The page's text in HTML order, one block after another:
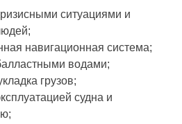
ситуациями и
навигационная система;
водами;
грузов;
судна и